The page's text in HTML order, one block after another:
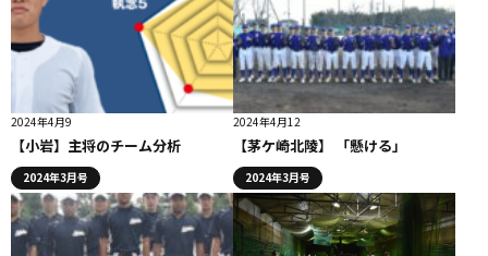
2024年4月9
【小岩】主将のチーム分析
2024年3月号
2024年4月12
【茅ケ崎北陵】 「懸ける」
2024年3月号